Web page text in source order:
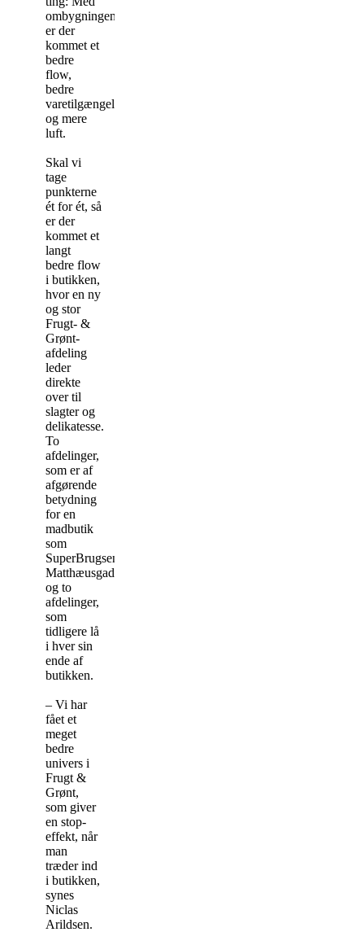
ombygningen
er der
kommet et
bedre
flow,
bedre
varetilgængelighed
og mere
luft.
Skal vi
tage
punkterne
ét for ét, så
er der
kommet et
langt
bedre flow
i butikken,
hvor en ny
og stor
Frugt- &
Grønt-
afdeling
leder
direkte
over til
slagter og
delikatesse.
To
afdelinger,
som er af
afgørende
betydning
for en
madbutik
som
SuperBrugsen
Matthæusgade,
og to
afdelinger,
som
tidligere lå
i hver sin
ende af
butikken.
– Vi har
fået et
meget
bedre
univers i
Frugt &
Grønt,
som giver
en stop-
effekt, når
man
træder ind
i butikken,
synes
Niclas
Arildsen.